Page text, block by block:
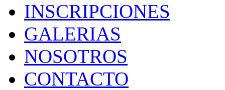
INSCRIPCIONES
GALERIAS
NOSOTROS
CONTACTO